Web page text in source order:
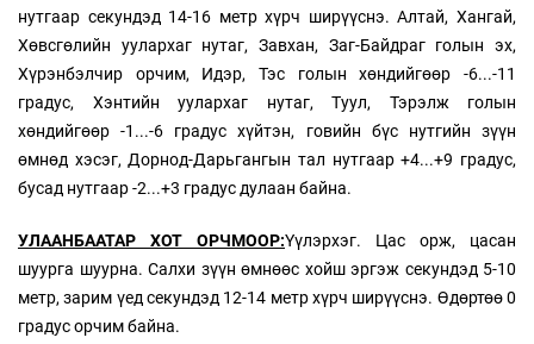
нутгаар секундэд 14-16 метр хүрч ширүүснэ. Алтай, Хангай,
Хөвсгөлийн уулархаг нутаг, Завхан, Заг-Байдраг голын эх,
Хүрэнбэлчир орчим, Идэр, Тэс голын хөндийгөөр -6...-11
градус, Хэнтийн уулархаг нутаг, Туул, Тэрэлж голын
хөндийгөөр -1...-6 градус хүйтэн, говийн бүс нутгийн зүүн
өмнөд хэсэг, Дорнод-Дарьгангын тал нутгаар +4...+9 градус,
бусад нутгаар -2...+3 градус дулаан байна.
УЛААНБААТАР ХОТ ОРЧМООР:Үүлэрхэг. Цас орж, цасан
шуурга шуурна. Салхи зүүн өмнөөс хойш эргэж секундэд 5-10
метр, зарим үед секундэд 12-14 метр хүрч ширүүснэ. Өдөртөө 0
градус орчим байна.